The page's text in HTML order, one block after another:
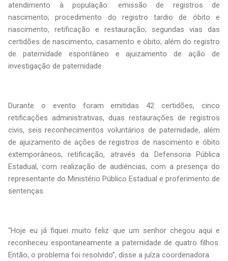
atendimento à população: emissão de registros de
nascimento; procedimento do registro tardio de óbito e
nascimento, retificação e restauração; segundas vias das
certidões de nascimento, casamento e óbito; além do registro
de paternidade espontâneo e ajuizamento de ação de
investigação de paternidade.
Durante o evento foram emitidas 42 certidões, cinco
retificações administrativas, duas restaurações de registros
civis, seis reconhecimentos voluntários de paternidade, além
de ajuizamento de ações de registros de nascimento e óbito
extemporâneos, retificação, através da Defensoria Pública
Estadual, com realização de audiências, com a presença do
representante do Ministério Público Estadual e proferimento de
sentenças.
“Hoje eu já fiquei muito feliz que um senhor chegou aqui e
reconheceu espontaneamente a paternidade de quatro filhos.
Então, o problema foi resolvido”, disse a juíza coordenadora.